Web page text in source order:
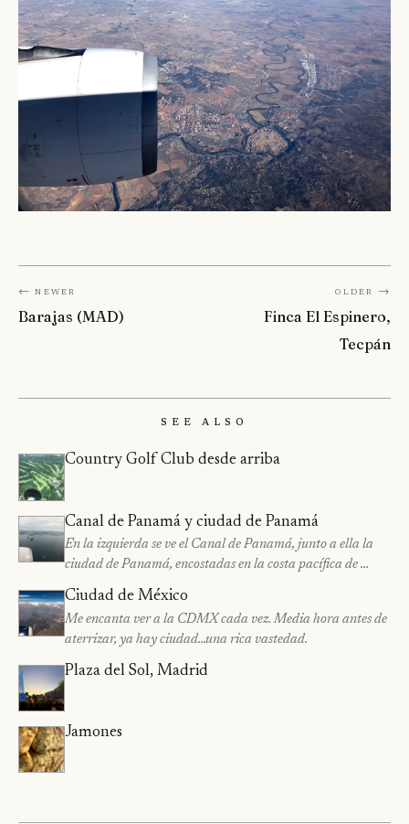
← Newer
Barajas (MAD)
Older →
Finca El Espinero,
Tecpán
See Also
Country Golf Club desde arriba
Canal de Panamá y ciudad de Panamá
En la izquierda se ve el Canal de Panamá, junto a ella la
ciudad de Panamá, encostadas en la costa pacífica de …
Ciudad de México
Me encanta ver a la CDMX cada vez. Media hora antes de
aterrizar, ya hay ciudad…una rica vastedad.
Plaza del Sol, Madrid
Jamones